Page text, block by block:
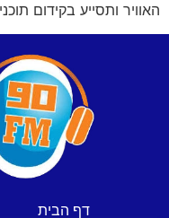
האוויר ותסייע בקידום
דף הבית